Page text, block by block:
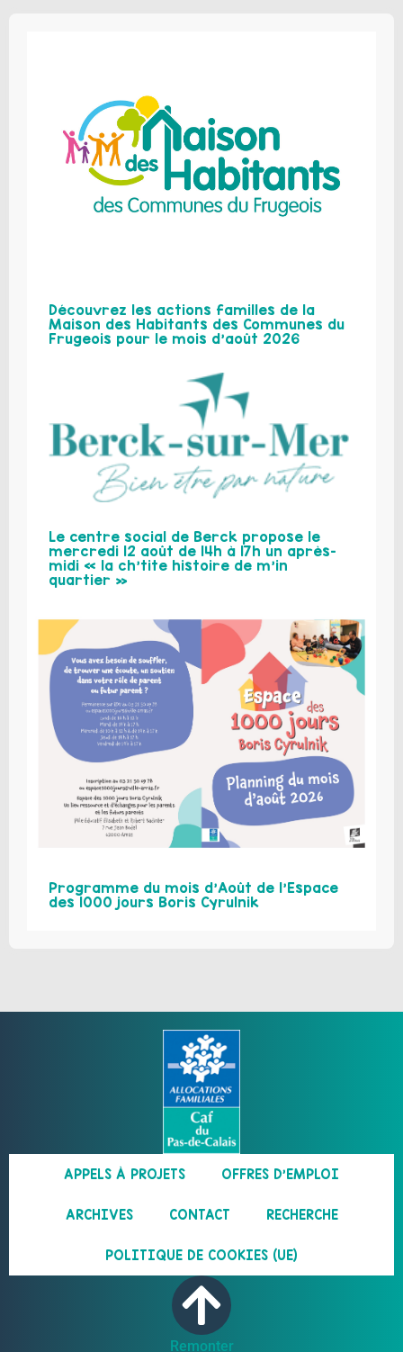
Découvrez les actions familles de la
Maison des Habitants des Communes du
Frugeois pour le mois d’août 2026
Le centre social de Berck propose le
mercredi 12 août de 14h à 17h un après-
midi « la ch’tite histoire de m’in
quartier »
Programme du mois d’Août de l’Espace
des 1000 jours Boris Cyrulnik
APPELS À PROJETS OFFRES D’EMPLOI
ARCHIVES CONTACT RECHERCHE
POLITIQUE DE COOKIES (UE)
Remonter